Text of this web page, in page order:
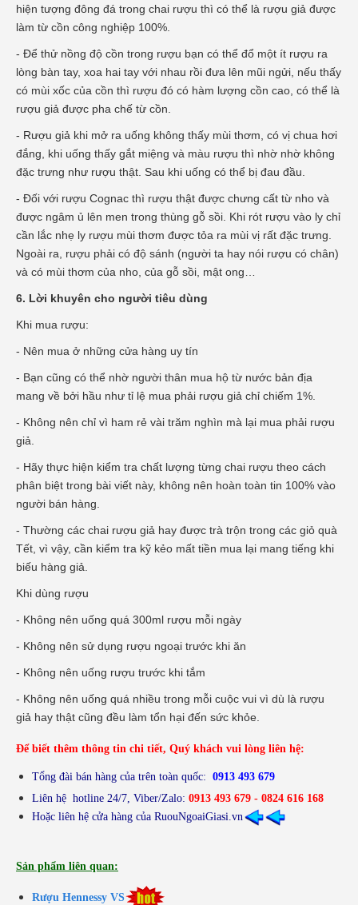
hiện tượng đông đá trong chai rượu thì có thể là rượu giả được
làm từ cồn công nghiệp 100%.
- Để thử nồng độ cồn trong rượu bạn có thể đổ một ít rượu ra
lòng bàn tay, xoa hai tay với nhau rồi đưa lên mũi ngửi, nếu thấy
có mùi xốc của cồn thì rượu đó có hàm lượng cồn cao, có thể là
rượu giả được pha chế từ cồn.
- Rượu giả khi mở ra uống không thấy mùi thơm, có vị chua hơi
đắng, khi uống thấy gắt miệng và màu rượu thì nhờ nhờ không
đặc trưng như rượu thật. Sau khi uống có thể bị đau đầu.
- Đối với rượu Cognac thì rượu thật được chưng cất từ nho và
được ngâm ủ lên men trong thùng gỗ sồi. Khi rót rượu vào ly chỉ
cần lắc nhẹ ly rượu mùi thơm được tỏa ra mùi vị rất đặc trưng.
Ngoài ra, rượu phải có độ sánh (người ta hay nói rượu có chân)
và có mùi thơm của nho, của gỗ sồi, mật ong…
6. Lời khuyên cho người tiêu dùng
Khi mua rượu:
- Nên mua ở những cửa hàng uy tín
- Bạn cũng có thể nhờ người thân mua hộ từ nước bản địa
mang về bởi hầu như tỉ lệ mua phải rượu giả chỉ chiếm 1%.
- Không nên chỉ vì ham rẻ vài trăm nghìn mà lại mua phải rượu
giả.
- Hãy thực hiện kiểm tra chất lượng từng chai rượu theo cách
phân biệt trong bài viết này, không nên hoàn toàn tin 100% vào
người bán hàng.
- Thường các chai rượu giả hay được trà trộn trong các giỏ quà
Tết, vì vậy, cần kiểm tra kỹ kẻo mất tiền mua lại mang tiếng khi
biếu hàng giả.
Khi dùng rượu
- Không nên uống quá 300ml rượu mỗi ngày
- Không nên sử dụng rượu ngoại trước khi ăn
- Không nên uống rượu trước khi tắm
- Không nên uống quá nhiều trong mỗi cuộc vui vì dù là rượu
giả hay thật cũng đều làm tổn hại đến sức khỏe.
Để biết thêm thông tin chi tiết, Quý khách vui lòng liên hệ:
Tổng đài bán hàng của trên toàn quốc: 0913 493 679
Liên hệ hotline 24/7, Viber/Zalo: 0913 493 679 - 0824 616 168
Hoặc liên hệ cửa hàng của RuouNgoaiGiasi.vn
Sản phẩm liên quan:
Rượu Hennessy VS